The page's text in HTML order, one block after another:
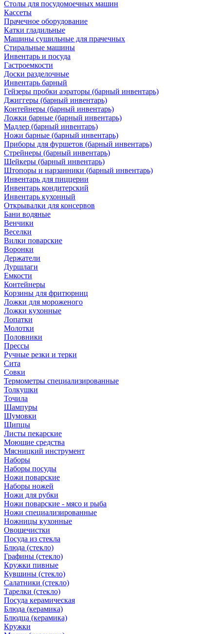
Столы для посудомоечных машин
Кассеты
Прачечное оборудование
Катки гладильные
Машины сушильные для прачечных
Стиральные машины
Инвентарь и посуда
Гастроемкости
Доски разделочные
Инвентарь барный
Гейзеры пробки аэраторы (барный инвентарь)
Джиггеры (барный инвентарь)
Контейнеры (барный инвентарь)
Ложки барные (барный инвентарь)
Мадлер (барный инвентарь)
Ножи барные (барный инвентарь)
Приборы для фуршетов (барный инвентарь)
Стрейнеры (барный инвентарь)
Шейкеры (барный инвентарь)
Штопоры и нарзанники (барный инвентарь)
Инвентарь для пиццерии
Инвентарь кондитерский
Инвентарь кухонный
Открывалки для консервов
Бани водяные
Венчики
Веселки
Вилки поварские
Воронки
Держатели
Дуршлаги
Емкости
Контейнеры
Корзины для фритюрниц
Ложки для мороженого
Ложки кухонные
Лопатки
Молотки
Половники
Прессы
Ручные резки и терки
Сита
Совки
Термометры специализированные
Толкушки
Точила
Шампуры
Шумовки
Щипцы
Листы пекарские
Моющие средства
Мясницкий инструмент
Наборы
Наборы посуды
Ножи поварские
Наборы ножей
Ножи для рубки
Ножи поварские - мясо и рыба
Ножи специализированные
Ножницы кухонные
Овощечистки
Посуда из стекла
Блюда (стекло)
Графины (стекло)
Кружки пивные
Кувшины (стекло)
Салатники (стекло)
Тарелки (стекло)
Посуда керамическая
Блюда (керамика)
Блюдца (керамика)
Кружки